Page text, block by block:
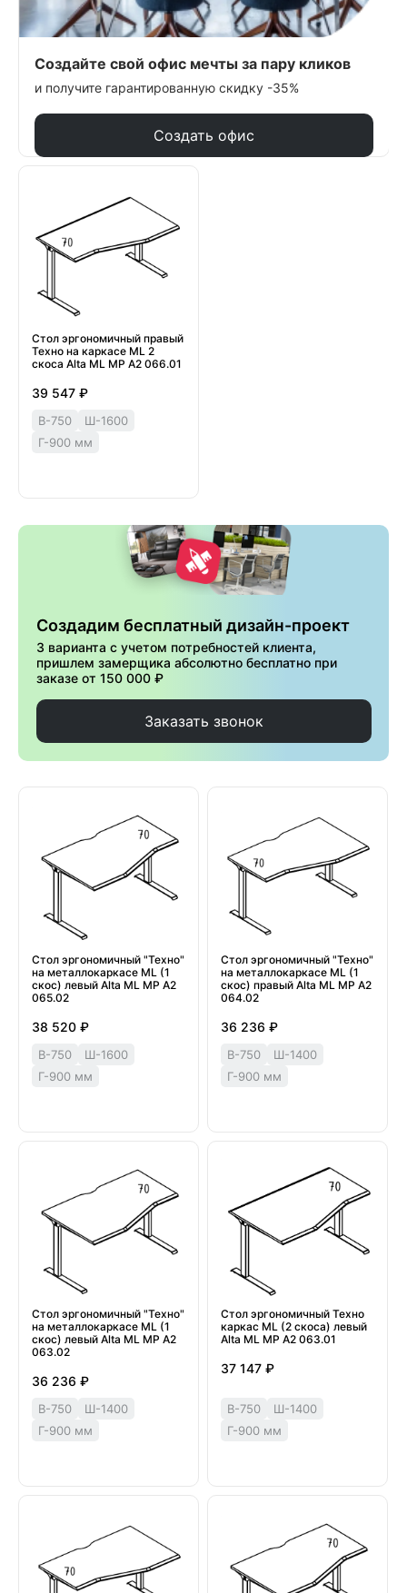
Создайте свой офис мечты за пару кликов
и получите гарантированную скидку -35%
Создать офис
Стол эргономичный правый
Техно на каркасе МL 2
скоса Alta ML МР А2 066.01
39 547 ₽
В-750
Ш-1600
Г-900 мм
Создадим бесплатный дизайн-проект
3 варианта с учетом потребностей клиента,
пришлем замерщика абсолютно бесплатно при
заказе от 150 000 ₽
Заказать звонок
Стол эргономичный "Техно"
на металлокаркасе МL (1
скос) левый Alta ML МР А2
065.02
38 520 ₽
В-750
Ш-1600
Г-900 мм
Стол эргономичный "Техно"
на металлокаркасе МL (1
скос) правый Alta ML МР А2
064.02
36 236 ₽
В-750
Ш-1400
Г-900 мм
Стол эргономичный "Техно"
на металлокаркасе МL (1
скос) левый Alta ML МР А2
063.02
36 236 ₽
В-750
Ш-1400
Г-900 мм
Стол эргономичный Техно
каркас МL (2 скоса) левый
Alta ML МР А2 063.01
37 147 ₽
В-750
Ш-1400
Г-900 мм